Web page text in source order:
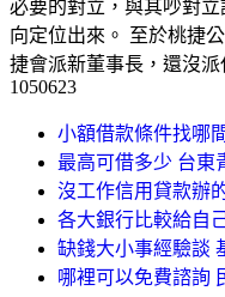
必要的對立，與其吵對
向定位出來。 至於桃捷
捷會派新董事長，還沒
1050623
小額借款條件找哪
最高可借多少 台東
沒工作信用貸款辦
各大銀行比較給自
缺錢大小事經驗談
哪裡可以免費諮詢